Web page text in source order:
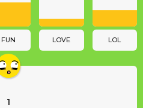
FUN LOVE LOL
1